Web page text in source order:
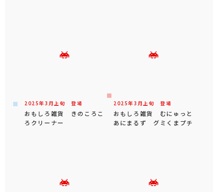
2025年3 月 上旬 登場
おもしろ雑貨 きのころこ
ろクリーナー
2025年3 月 上旬 登場
おもしろ雑貨 むにゅっと
あにまるず グミくまプチ